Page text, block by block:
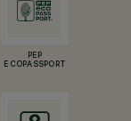
PEP
ECOPASSPORT